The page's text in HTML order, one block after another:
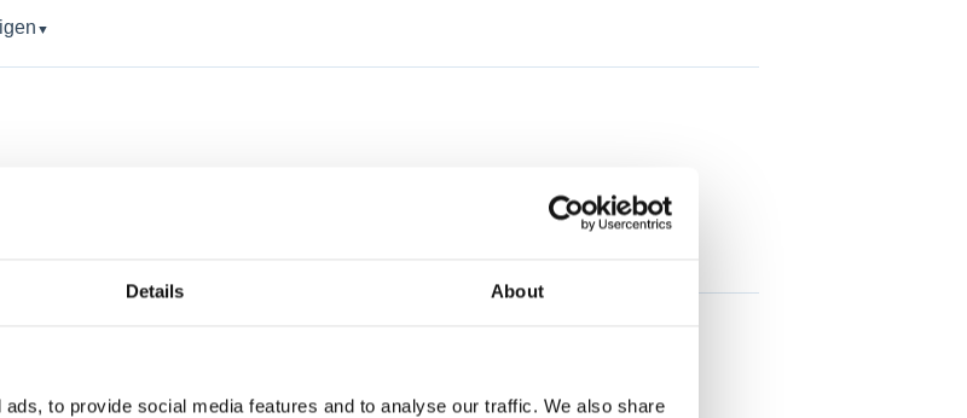
Details About
to provide social media features and to analyse our traffic. We also share
▼
Economy